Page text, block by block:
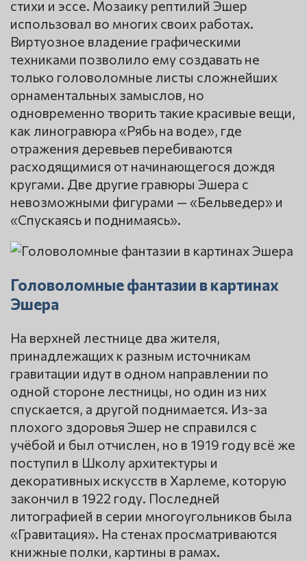
стихи и эссе. Мозаику рептилий Эшер
использовал во многих своих работах.
Виртуозное владение графическими
техниками позволило ему создавать не
только головоломные листы сложнейших
орнаментальных замыслов, но
одновременно творить такие красивые вещи,
как линогравюра «Рябь на воде», где
отражения деревьев перебиваются
расходящимися от начинающегося дождя
кругами. Две другие гравюры Эшера с
невозможными фигурами — «Бельведер» и
«Спускаясь и поднимаясь».
Головоломные фантазии в картинах
Эшера
На верхней лестнице два жителя,
принадлежащих к разным источникам
гравитации идут в одном направлении по
одной стороне лестницы, но один из них
спускается, а другой поднимается. Из-за
плохого здоровья Эшер не справился с
учёбой и был отчислен, но в 1919 году всё же
поступил в Школу архитектуры и
декоративных искусств в Харлеме, которую
закончил в 1922 году. Последней
литографией в серии многоугольников была
«Гравитация». На стенах просматриваются
книжные полки, картины в рамах.